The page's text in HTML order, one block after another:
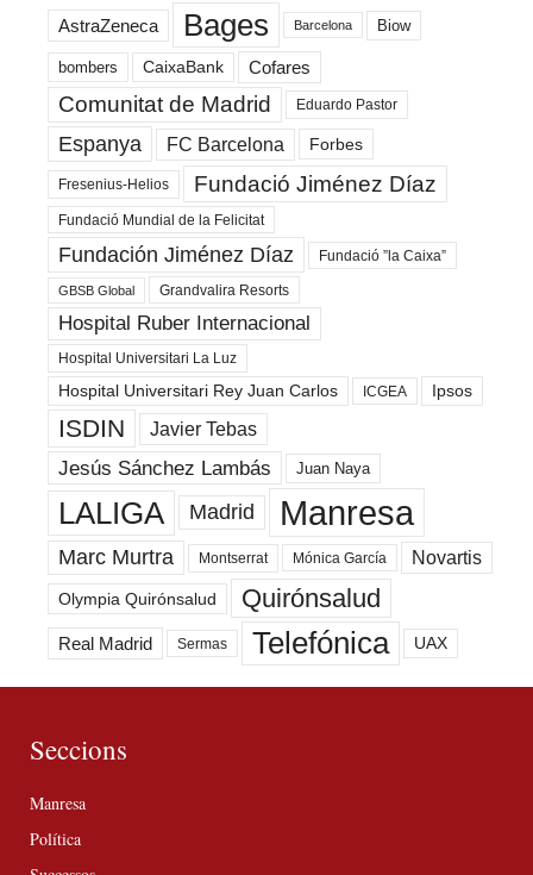
AstraZeneca Bages Barcelona Biow
bombers CaixaBank Cofares
Comunitat de Madrid Eduardo Pastor
Espanya FC Barcelona Forbes
Fresenius-Helios Fundació Jiménez Díaz
Fundació Mundial de la Felicitat
Fundación Jiménez Díaz Fundació ”la Caixa”
GBSB Global Grandvalira Resorts
Hospital Ruber Internacional
Hospital Universitari La Luz
Hospital Universitari Rey Juan Carlos ICGEA Ipsos
ISDIN Javier Tebas
Jesús Sánchez Lambás Juan Naya
LALIGA Madrid Manresa
Marc Murtra Montserrat Mónica García Novartis
Olympia Quirónsalud Quirónsalud
Real Madrid Sermas Telefónica UAX
Seccions
Manresa
Política